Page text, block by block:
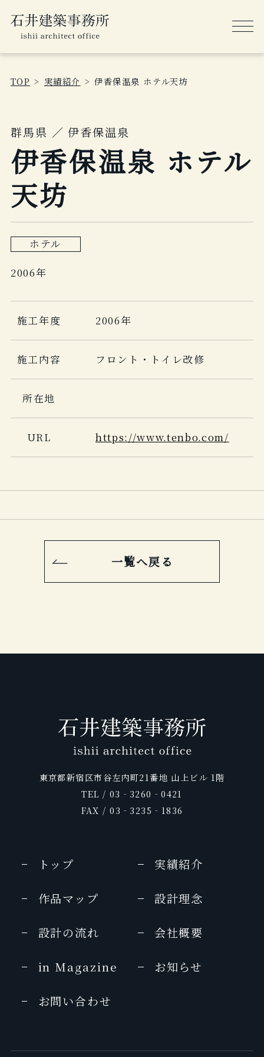
TOP 実績紹介 伊香保温泉 ホテル天坊
群馬県 ／ 伊香保温泉
伊香保温泉 ホテル
天坊
ホテル
2006年
施工年度 2006年
施工内容 フロント・トイレ改修
所在地
URL https://www.tenbo.com/
一覧へ戻る
東京都新宿区市谷左内町21番地 山上ビル 1階
TEL / 03‐3260‐0421
FAX / 03‐3235‐1836
トップ 実績紹介
作品マップ 設計理念
設計の流れ 会社概要
in Magazine お知らせ
お問い合わせ